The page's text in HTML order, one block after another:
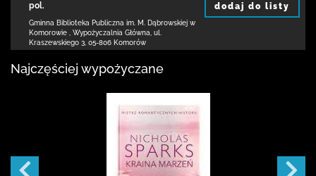
pol.
Gminna Biblioteka Publiczna im. M. Dąbrowskiej w
Komorowie
Wypożyczalnia Główna, ul.
Kraszewskiego 3 05-806 Komorów
dodaj do listy
Najczęściej wypożyczane